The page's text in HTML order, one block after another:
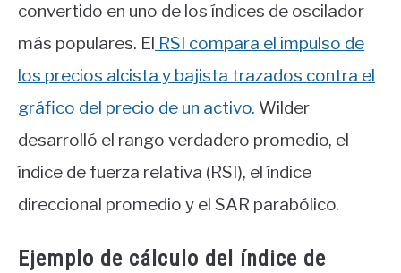
convertido en uno de los índices de oscilador
más populares. El RSI compara el impulso de
los precios alcista y bajista trazados contra el
gráfico del precio de un activo. Wilder
desarrolló el rango verdadero promedio, el
índice de fuerza relativa (RSI), el índice
direccional promedio y el SAR parabólico.
Ejemplo de cálculo del índice de